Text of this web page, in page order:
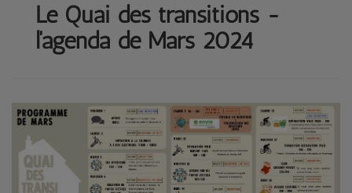
Le Quai des transitions -
l'agenda de Mars 2024